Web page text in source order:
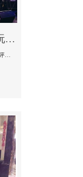
胶南哪个男模鸭子场好玩陪酒服务好-M2会所KTV消费口碑点评
本文详细为你解答M2会所消费口碑点评，更多关于哪个男模鸭子场好玩陪酒服务好免费咨询1333 867 6881微信同步！